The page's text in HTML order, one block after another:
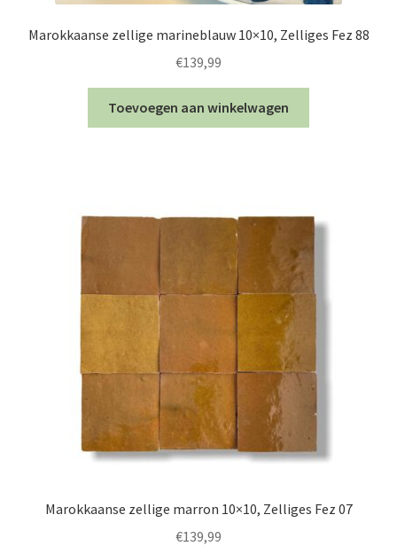
Marokkaanse zellige marineblauw 10×10, Zelliges Fez 88
€139,99
Toevoegen aan winkelwagen
Marokkaanse zellige marron 10×10, Zelliges Fez 07
€139,99